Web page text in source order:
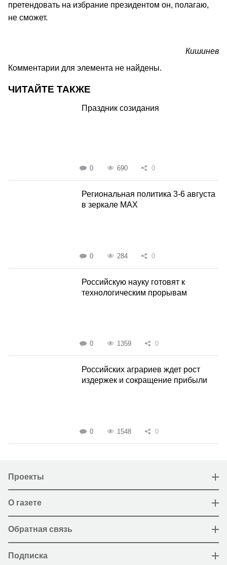
претендовать на избрание президентом он, полагаю,
не сможет.
Кишинев
Комментарии для элемента не найдены.
ЧИТАЙТЕ ТАКЖЕ
Праздник созидания
0 690 0
Региональная политика 3-6 августа
в зеркале MAX
0 284 0
Российскую науку готовят к
технологическим прорывам
0 1359 0
Российских аграриев ждет рост
издержек и сокращение прибыли
0 1548 0
Проекты
О газете
Обратная связь
Подписка